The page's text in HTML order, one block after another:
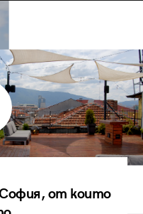
София, от които